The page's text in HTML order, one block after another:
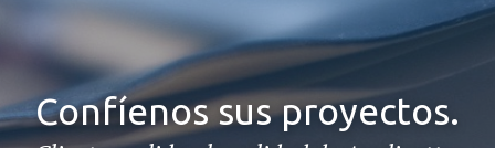
Confíenos sus proyectos.